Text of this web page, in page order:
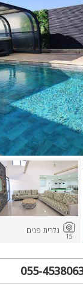
15
גלרית פנים
055-